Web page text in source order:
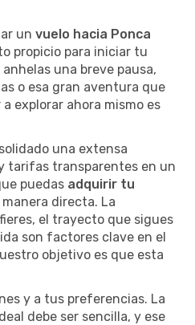
un vuelo hacia Ponca
propicio para iniciar tu
una breve pausa,
o esa gran aventura que
explorar ahora mismo es
una extensa
tarifas transparentes en un
puedas adquirir tu
manera directa. La
el trayecto que sigues
son factores clave en el
objetivo es que esta
y a tus preferencias. La
debe ser sencilla, y ese